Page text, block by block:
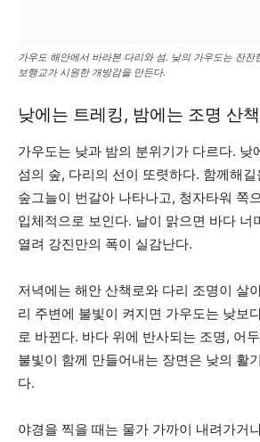
가우도 해안에서 바라본 다리와 섬. 낮의 가우도는 잔잔
보행교가 시원한 개방감을 만든다.
낮에는 트레킹, 밤에는 조명 산책
가우도는 낮과 밤의 분위기가 다르다. 낮
섬의 숲, 다리의 선이 또렷하다. 함께해
숲그늘이 번갈아 나타나고, 청자타워 쪽
입체적으로 보인다. 날이 맑으면 바다 너
열려 강진만의 폭이 실감난다.
저녁에는 해안 산책로와 다리 조명이 살
리 주변에 불빛이 켜지면 가우도는 낮보
로 바뀐다. 바다 위에 반사되는 조명, 어
불빛이 함께 만들어내는 장면은 낮의 활
다.
야경을 찍을 때는 물가 가까이 내려가거